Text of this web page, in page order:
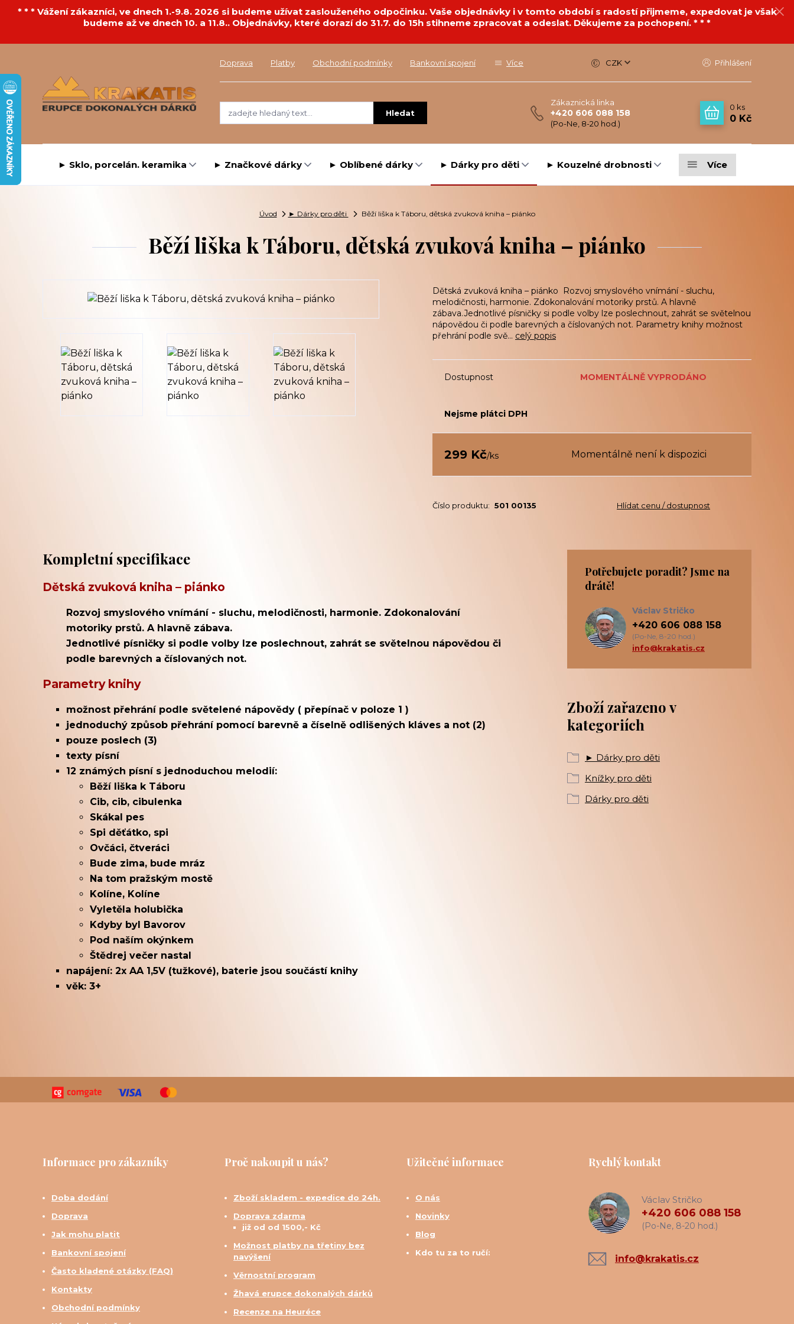
* * * Vážení zákazníci, ve dnech 1.-9.8. 2026 si budeme užívat zaslouženého odpočinku. Vaše objednávky i v tomto období s radostí přijmeme, expedovat je však
budeme až ve dnech 10. a 11.8.. Objednávky, které dorazí do 31.7. do 15h stihneme zpracovat a odeslat. Děkujeme za pochopení. * * *
Doprava Platby Obchodní podmínky Bankovní spojení Více CZK Přihlášení
Hledat
Zákaznická linka
+420 606 088 158
(Po-Ne, 8-20 hod.)
0 ks
0 Kč
► Sklo, porcelán. keramika ► Značkové dárky ► Oblíbené dárky ► Dárky pro děti ► Kouzelné drobnosti Více
Úvod ► Dárky pro děti Běží liška k Táboru, dětská zvuková kniha – piánko
Běží liška k Táboru, dětská zvuková kniha – piánko
Dětská zvuková kniha – piánko Rozvoj smyslového vnímání - sluchu,
melodičnosti, harmonie. Zdokonalování motoriky prstů. A hlavně
zábava.Jednotlivé písničky si podle volby lze poslechnout, zahrát se světelnou
nápovědou či podle barevných a číslovaných not. Parametry knihy možnost
přehrání podle svě... celý popis
Dostupnost MOMENTÁLNĚ VYPRODÁNO
Nejsme plátci DPH
299 Kč/ks Momentálně není k dispozici
Číslo produktu: 501 00135 Hlídat cenu / dostupnost
Kompletní specifikace
Dětská zvuková kniha – piánko
Rozvoj smyslového vnímání - sluchu, melodičnosti, harmonie. Zdokonalování
motoriky prstů. A hlavně zábava.
Jednotlivé písničky si podle volby lze poslechnout, zahrát se světelnou nápovědou či
podle barevných a číslovaných not.
Parametry knihy
možnost přehrání podle světelené nápovědy ( přepínač v poloze 1 )
jednoduchý způsob přehrání pomocí barevně a číselně odlišených kláves a not (2)
pouze poslech (3)
texty písní
12 známých písní s jednoduchou melodií:
Běží liška k Táboru
Cib, cib, cibulenka
Skákal pes
Spi děťátko, spi
Ovčáci, čtveráci
Bude zima, bude mráz
Na tom pražským mostě
Kolíne, Kolíne
Vyletěla holubička
Kdyby byl Bavorov
Pod naším okýnkem
Štědrej večer nastal
napájení: 2x AA 1,5V (tužkové), baterie jsou součástí knihy
věk: 3+
Zboží zařazeno v
kategoriích
► Dárky pro děti
Knížky pro děti
Dárky pro děti
Potřebujete poradit? Jsme na
drátě!
Václav Stričko
+420 606 088 158
(Po-Ne, 8-20 hod.)
info@krakatis.cz
Informace pro zákazníky
Doba dodání
Doprava
Jak mohu platit
Bankovní spojení
Často kladené otázky (FAQ)
Kontakty
Obchodní podmínky
Proč nakoupit u nás?
Zboží skladem - expedice do 24h.
Doprava zdarma
již od od 1500,- Kč
Možnost platby na třetiny bez
navýšení
Věrnostní program
Žhavá erupce dokonalých dárků
Recenze na Heuréce
Užitečné informace
O nás
Novinky
Blog
Kdo tu za to ručí:
Rychlý kontakt
Václav Stričko
+420 606 088 158
(Po-Ne, 8-20 hod.)
info@krakatis.cz